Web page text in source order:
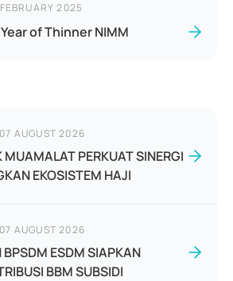
2025
of Thinner NIMM
07 AUGUST 2026
MUAMALAT PERKUAT SINERGI
EKOSISTEM HAJI
07 AUGUST 2026
ESDM SIAPKAN
BBM SUBSIDI